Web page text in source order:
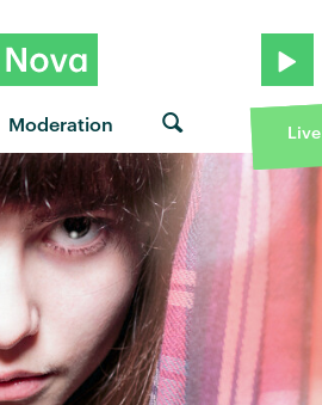
Moderation Live